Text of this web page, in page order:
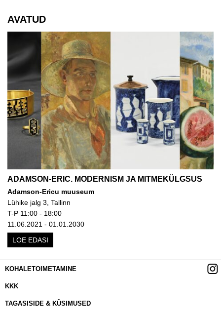
AVATUD
ADAMSON-ERIC. MODERNISM JA MITMEKÜLGSUS
Adamson-Ericu muuseum
Lühike jalg 3, Tallinn
T-P 11:00 - 18:00
11.06.2021 - 01.01.2030
LOE EDASI
KOHALETOIMETAMINE
KKK
TAGASISIDE & KÜSIMUSED